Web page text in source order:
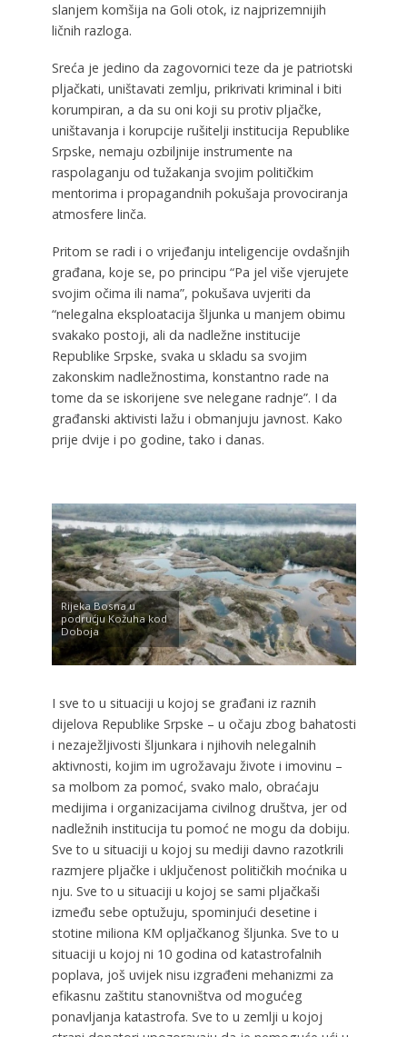
slanjem komšija na Goli otok, iz najprizemnijih
ličnih razloga.
Sreća je jedino da zagovornici teze da je patriotski
pljačkati, uništavati zemlju, prikrivati kriminal i biti
korumpiran, a da su oni koji su protiv pljačke,
uništavanja i korupcije rušitelji institucija Republike
Srpske, nemaju ozbiljnije instrumente na
raspolaganju od tužakanja svojim političkim
mentorima i propagandnih pokušaja provociranja
atmosfere linča.
Pritom se radi i o vrijeđanju inteligencije ovdašnjih
građana, koje se, po principu “Pa jel više vjerujete
svojim očima ili nama”, pokušava uvjeriti da
“nelegalna eksploatacija šljunka u manjem obimu
svakako postoji, ali da nadležne institucije
Republike Srpske, svaka u skladu sa svojim
zakonskim nadležnostima, konstantno rade na
tome da se iskorijene sve nelegane radnje”. I da
građanski aktivisti lažu i obmanjuju javnost. Kako
prije dvije i po godine, tako i danas.
Rijeka Bosna u
podrućju Kožuha kod
Doboja
I sve to u situaciji u kojoj se građani iz raznih
dijelova Republike Srpske – u očaju zbog bahatosti
i nezaježljivosti šljunkara i njihovih nelegalnih
aktivnosti, kojim im ugrožavaju živote i imovinu –
sa molbom za pomoć, svako malo, obraćaju
medijima i organizacijama civilnog društva, jer od
nadležnih institucija tu pomoć ne mogu da dobiju.
Sve to u situaciji u kojoj su mediji davno razotkrili
razmjere pljačke i uključenost političkih moćnika u
nju. Sve to u situaciji u kojoj se sami pljačkaši
između sebe optužuju, spominjući desetine i
stotine miliona KM opljačkanog šljunka. Sve to u
situaciji u kojoj ni 10 godina od katastrofalnih
poplava, još uvijek nisu izgrađeni mehanizmi za
efikasnu zaštitu stanovništva od mogućeg
ponavljanja katastrofa. Sve to u zemlji u kojoj